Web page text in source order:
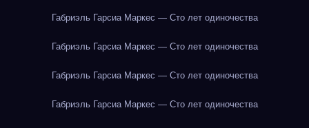
Габриэль Гарсиа Маркес — Сто лет одиночества
Габриэль Гарсиа Маркес — Сто лет одиночества
Габриэль Гарсиа Маркес — Сто лет одиночества
Габриэль Гарсиа Маркес — Сто лет одиночества